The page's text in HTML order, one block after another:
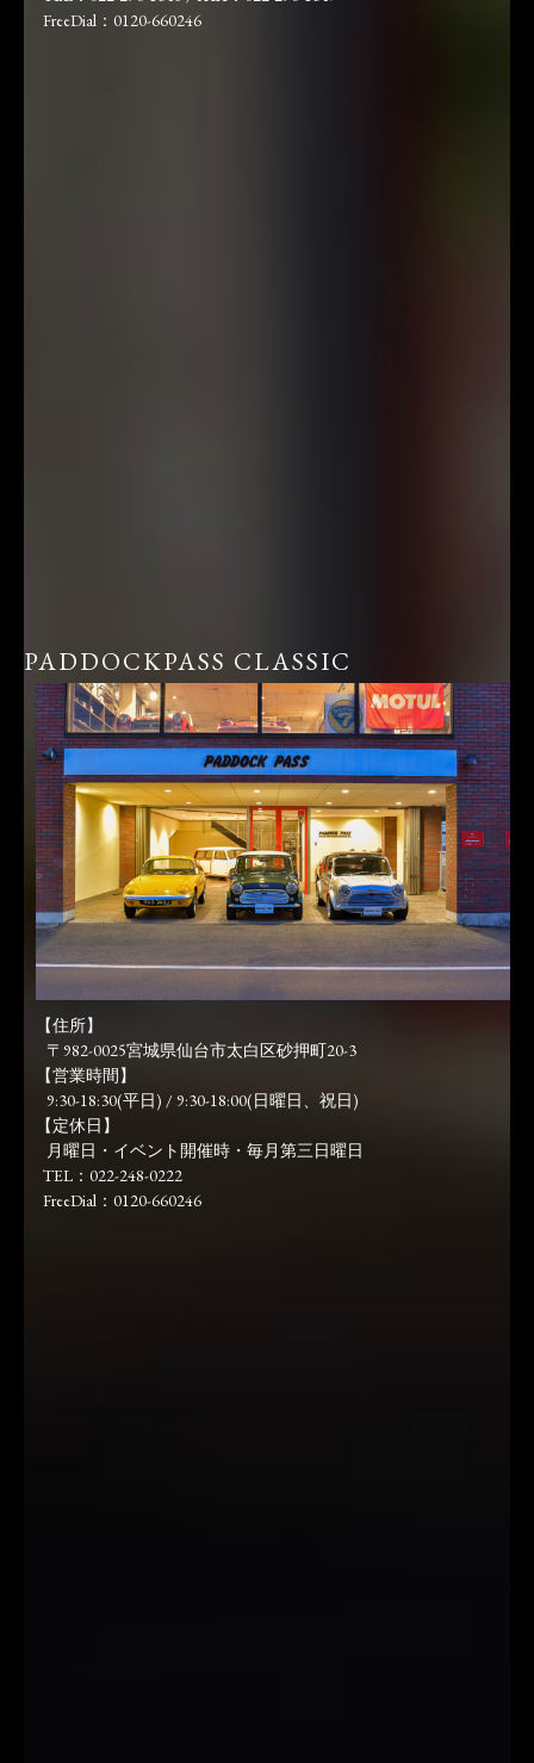
FreeDial：0120-660246
PADDOCKPASS CLASSIC
【住所】
〒982-0025宮城県仙台市太白区砂押町20-3
【営業時間】
9:30-18:30(平日) / 9:30-18:00(日曜日、祝日)
【定休日】
月曜日・イベント開催時・毎月第三日曜日
TEL：022-248-0222
FreeDial：0120-660246